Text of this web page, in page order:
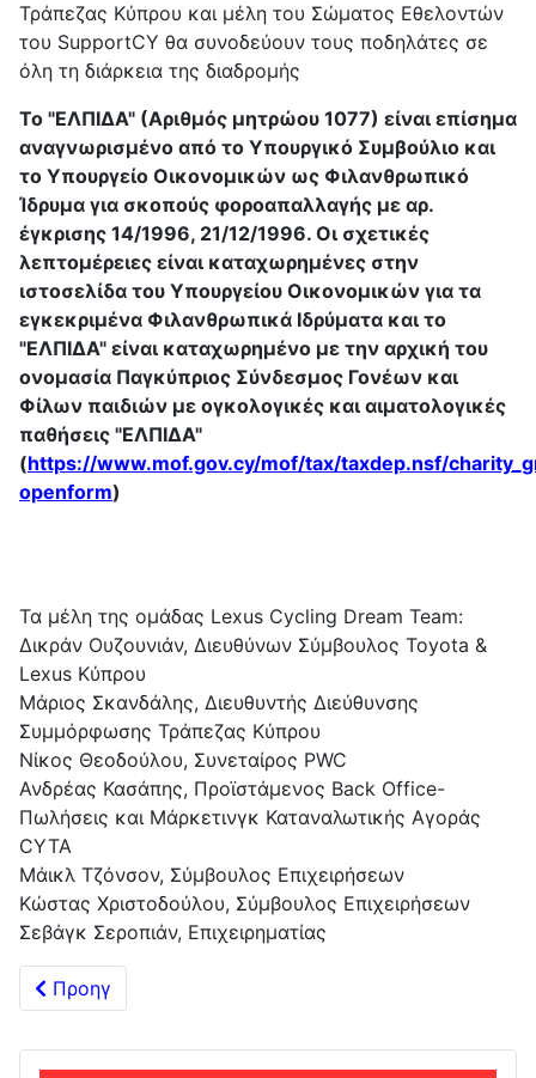
Τράπεζας Κύπρου και μέλη του Σώματος Εθελοντών
του SupportCY θα συνοδεύουν τους ποδηλάτες σε
όλη τη διάρκεια της διαδρομής
Το "ΕΛΠΙΔΑ" (Αριθμός μητρώου 1077) είναι επίσημα
αναγνωρισμένο από το Υπουργικό Συμβούλιο και
το Υπουργείο Οικονομικών ως Φιλανθρωπικό
Ίδρυμα για σκοπούς φοροαπαλλαγής με αρ.
έγκρισης 14/1996, 21/12/1996. Οι σχετικές
λεπτομέρειες είναι καταχωρημένες στην
ιστοσελίδα του Υπουργείου Οικονομικών για τα
εγκεκριμένα Φιλανθρωπικά Ιδρύματα και το
"ΕΛΠΙΔΑ" είναι καταχωρημένο με την αρχική του
ονομασία Παγκύπριος Σύνδεσμος Γονέων και
Φίλων παιδιών με ογκολογικές και αιματολογικές
παθήσεις "ΕΛΠΙΔΑ"
(https://www.mof.gov.cy/mof/tax/taxdep.nsf/
openform)
Τα μέλη της ομάδας Lexus Cycling Dream Team:
Δικράν Ουζουνιάν, Διευθύνων Σύμβουλος Toyota &
Lexus Κύπρου
Μάριος Σκανδάλης, Διευθυντής Διεύθυνσης
Συμμόρφωσης Τράπεζας Κύπρου
Νίκος Θεοδούλου, Συνεταίρος PWC
Ανδρέας Κασάπης, Προϊστάμενος Back Office-
Πωλήσεις και Μάρκετινγκ Καταναλωτικής Αγοράς
CYTA
Μάικλ Τζόνσον, Σύμβουλος Επιχειρήσεων
Κώστας Χριστοδούλου, Σύμβουλος Επιχειρήσεων
Σεβάγκ Σεροπιάν, Επιχειρηματίας
Προηγούμενο άρθρο: Μαραθώνιος Ελπίδας & Αγάπης:
Προηγ